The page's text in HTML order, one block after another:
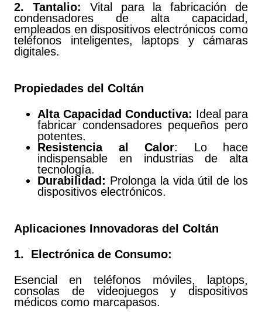
2. Tantalio: Vital para la fabricación de
condensadores de alta capacidad,
empleados en dispositivos electrónicos como
teléfonos inteligentes, laptops y cámaras
digitales.
Propiedades del Coltán
Alta Capacidad Conductiva: Ideal para
fabricar condensadores pequeños pero
potentes.
Resistencia al Calor: Lo hace
indispensable en industrias de alta
tecnología.
Durabilidad: Prolonga la vida útil de los
dispositivos electrónicos.
Aplicaciones Innovadoras del Coltán
1. Electrónica de Consumo:
Esencial en teléfonos móviles, laptops,
consolas de videojuegos y dispositivos
médicos como marcapasos.